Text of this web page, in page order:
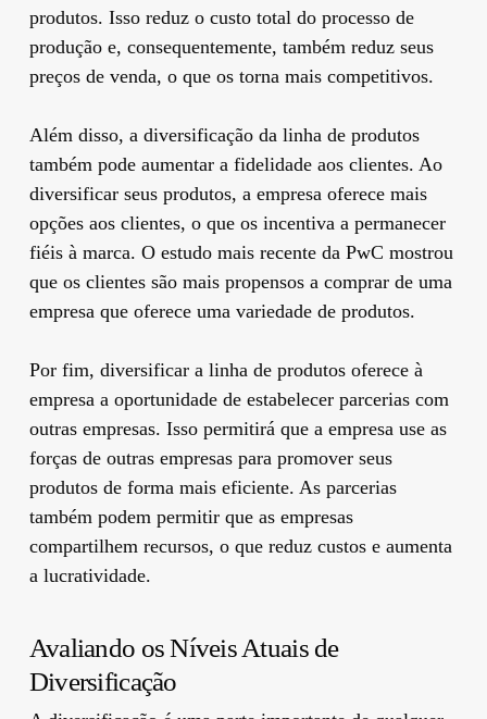
produtos. Isso reduz o custo total do processo de
produção e, consequentemente, também reduz seus
preços de venda, o que os torna mais competitivos.
Além disso, a diversificação da linha de produtos
também pode aumentar a fidelidade aos clientes. Ao
diversificar seus produtos, a empresa oferece mais
opções aos clientes, o que os incentiva a permanecer
fiéis à marca. O estudo mais recente da PwC mostrou
que os clientes são mais propensos a comprar de uma
empresa que oferece uma variedade de produtos.
Por fim, diversificar a linha de produtos oferece à
empresa a oportunidade de estabelecer parcerias com
outras empresas. Isso permitirá que a empresa use as
forças de outras empresas para promover seus
produtos de forma mais eficiente. As parcerias
também podem permitir que as empresas
compartilhem recursos, o que reduz custos e aumenta
a lucratividade.
Avaliando os Níveis Atuais de
Diversificação